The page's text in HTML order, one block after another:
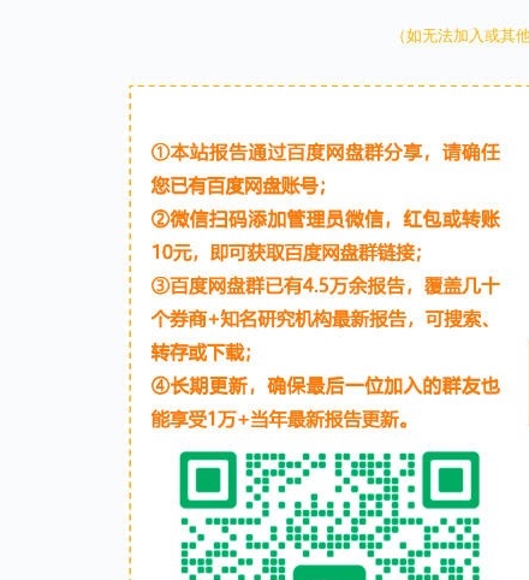
（如无法加入或其